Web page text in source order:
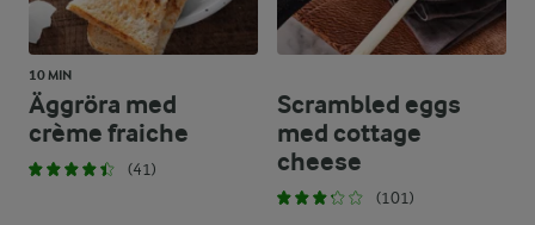
10 MIN
Äggröra med
crème fraiche
(41)
Scrambled eggs
med cottage
cheese
(101)